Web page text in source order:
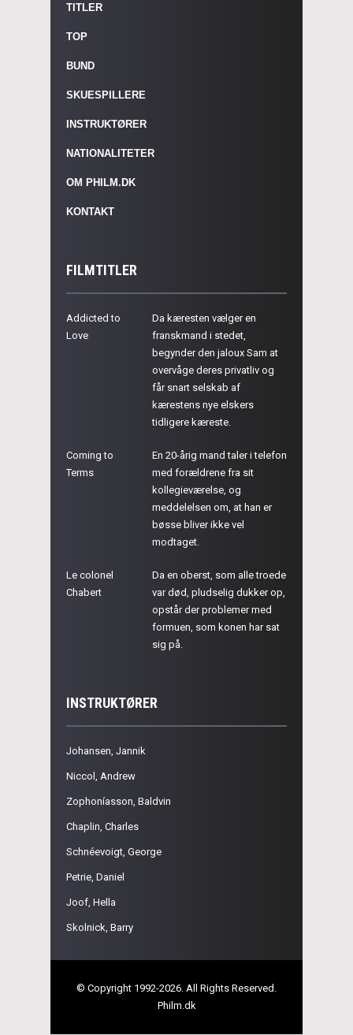
TITLER
TOP
BUND
SKUESPILLERE
INSTRUKTØRER
NATIONALITETER
OM PHILM.DK
KONTAKT
FILMTITLER
Addicted to
Love
Da kæresten vælger en
franskmand i stedet,
begynder den jaloux Sam at
overvåge deres privatliv og
får snart selskab af
kærestens nye elskers
tidligere kæreste.
Coming to
Terms
En 20-årig mand taler i telefon
med forældrene fra sit
kollegieværelse, og
meddelelsen om, at han er
bøsse bliver ikke vel
modtaget.
Le colonel
Chabert
Da en oberst, som alle troede
var død, pludselig dukker op,
opstår der problemer med
formuen, som konen har sat
sig på.
INSTRUKTØRER
Johansen, Jannik
Niccol, Andrew
Zophoníasson, Baldvin
Chaplin, Charles
Schnéevoigt, George
Petrie, Daniel
Joof, Hella
Skolnick, Barry
© Copyright 1992-2026. All Rights Reserved.
Philm.dk